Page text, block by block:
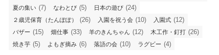
夏の集い (7) なわとび (5) 日本の遊び (24)
２歳児保育（たんぽぽ） (26) 入園を祝う会 (10) 入園式 (12)
バザー (15) 畑仕事 (33) 羊のきんちゃん (12) 木工作・釘打 (26)
焼き芋 (5) よもぎ摘み (6) 落語の会 (10) ラグビー (4)